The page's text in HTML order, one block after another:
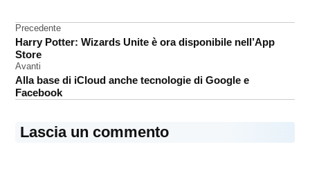
Tim
Cook
Navigazione
articoli
Precedente
Harry Potter: Wizards Unite è ora disponibile nell’App
Store
Avanti
Alla base di iCloud anche tecnologie di Google e
Facebook
Lascia un commento